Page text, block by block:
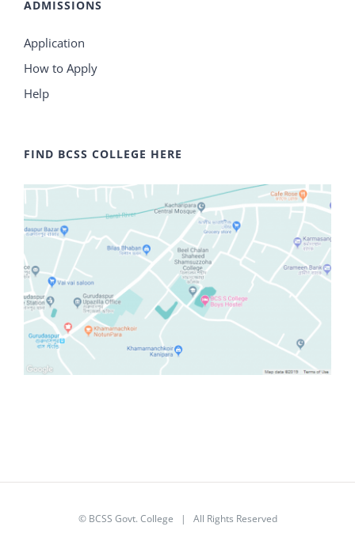
ADMISSIONS
Application
How to Apply
Help
FIND BCSS COLLEGE HERE
© BCSS Govt. College | All Rights Reserved